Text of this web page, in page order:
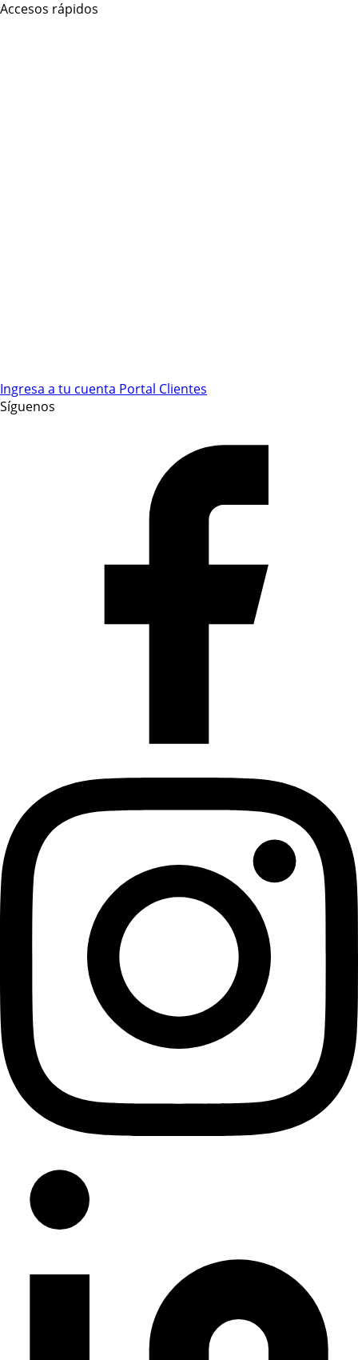
Accesos rápidos
Ingresa a tu cuenta Portal Clientes
Síguenos